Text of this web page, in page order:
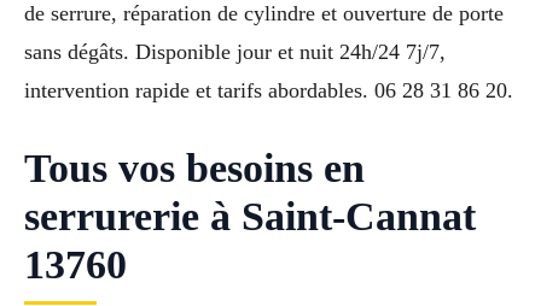
de serrure, réparation de cylindre et ouverture de porte
sans dégâts. Disponible jour et nuit 24h/24 7j/7,
intervention rapide et tarifs abordables. 06 28 31 86 20.
Tous vos besoins en
serrurerie à Saint-Cannat
13760